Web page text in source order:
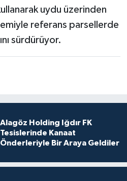
uydu üzerinden
referans parsellerde
sürdürüyor.
Alagöz Holding Iğdır FK
Tesislerinde Kanaat
Önderleriyle Bir Araya Geldiler